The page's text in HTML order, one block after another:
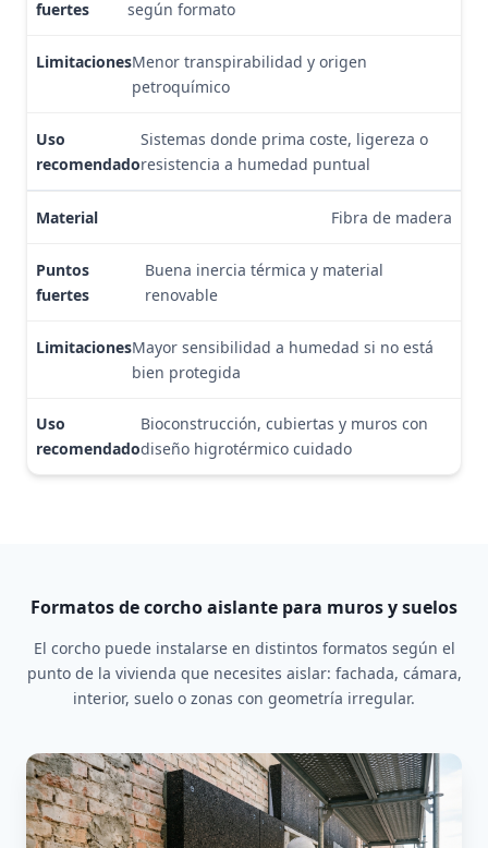
según formato
Menor transpirabilidad y origen
petroquímico
Sistemas donde prima coste, ligereza o
resistencia a humedad puntual
Fibra de madera
Buena inercia térmica y material
renovable
Mayor sensibilidad a humedad si no está
bien protegida
Bioconstrucción, cubiertas y muros con
diseño higrotérmico cuidado
Formatos de corcho aislante para muros y suelos
El corcho puede instalarse en distintos formatos según el
punto de la vivienda que necesites aislar: fachada, cámara,
interior, suelo o zonas con geometría irregular.